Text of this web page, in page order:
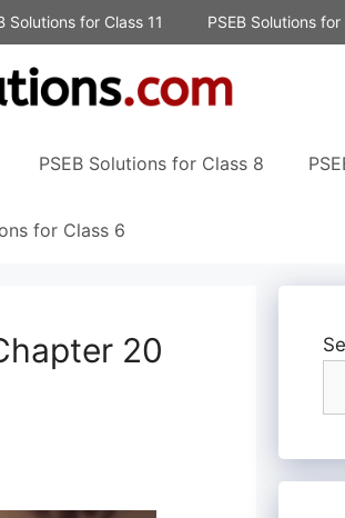
Solutions for Class 11 PSEB Solutions for
PSEB Solutions for Class 8
for Class 6
20